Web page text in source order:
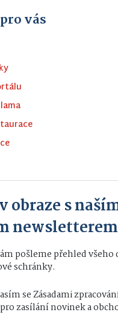
vás
obraze s
newsletterem
pošleme přehled
schránky.
seZásadami
pro zasílání novinek a